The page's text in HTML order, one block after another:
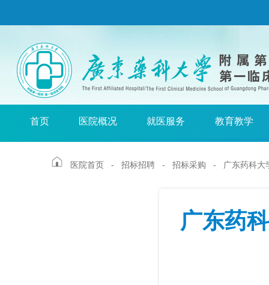
首页 医院概况 就医服务 教育教学
医院首页 - 招标招聘 - 招标采购 - 广东药科
广东药